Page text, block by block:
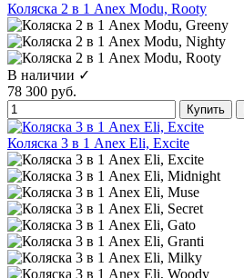
Коляска 2 в 1 Anex Modu, Rooty
В наличии ✓
78 300 руб.
Купить
Коляска 3 в 1 Anex Eli, Excite